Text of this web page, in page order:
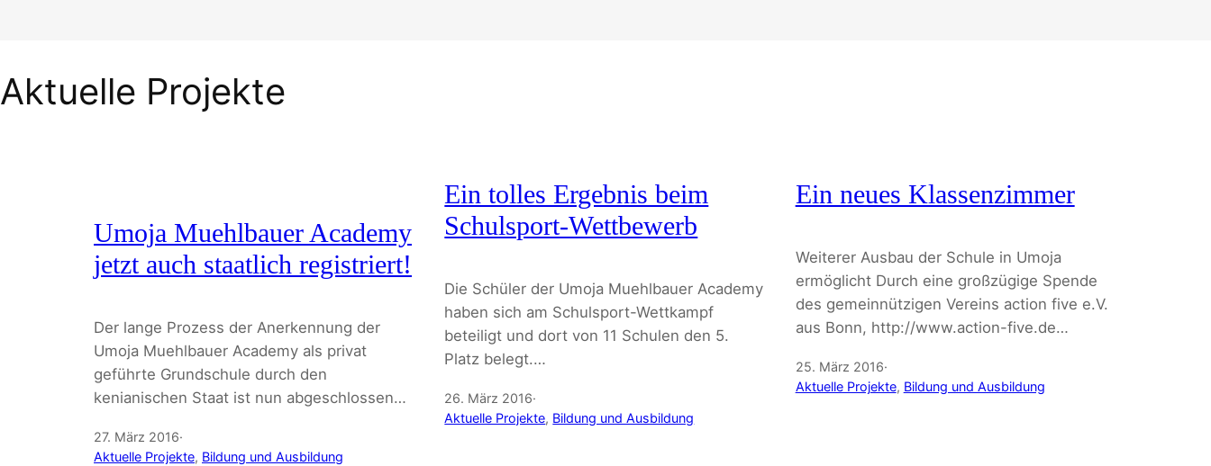
Aktuelle Projekte
Umoja Muehlbauer Academy
jetzt auch staatlich registriert!
Der lange Prozess der Anerkennung der
Umoja Muehlbauer Academy als privat
geführte Grundschule durch den
kenianischen Staat ist nun abgeschlossen…
27. März 2016·
Aktuelle Projekte, Bildung und Ausbildung
Ein tolles Ergebnis beim
Schulsport-Wettbewerb
Die Schüler der Umoja Muehlbauer Academy
haben sich am Schulsport-Wettkampf
beteiligt und dort von 11 Schulen den 5.
Platz belegt.…
26. März 2016·
Aktuelle Projekte, Bildung und Ausbildung
Ein neues Klassenzimmer
Weiterer Ausbau der Schule in Umoja
ermöglicht Durch eine großzügige Spende
des gemeinnützigen Vereins action five e.V.
aus Bonn, http://www.action-five.de…
25. März 2016·
Aktuelle Projekte, Bildung und Ausbildung